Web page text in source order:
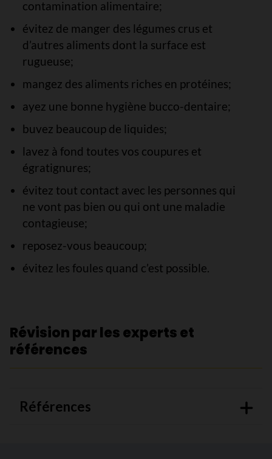
contamination alimentaire;
évitez de manger des légumes crus et
d’autres aliments dont la surface est
rugueuse;
mangez des aliments riches en protéines;
ayez une bonne hygiène bucco-dentaire;
buvez beaucoup de liquides;
lavez à fond toutes vos coupures et
égratignures;
évitez tout contact avec les personnes qui
ne vont pas bien ou qui ont une maladie
contagieuse;
reposez-vous beaucoup;
évitez les foules quand c’est possible.
Révision par les experts et
références
Références